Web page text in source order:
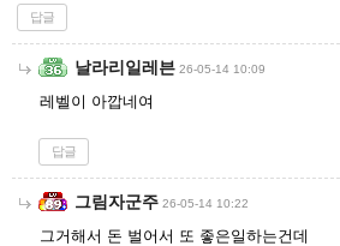
답글
날라리일레븐 26-05-14 10:09
레벨이 아깝네여
답글
그림자군주 26-05-14 10:22
그거해서 돈 벌어서 또 좋은일하는건데